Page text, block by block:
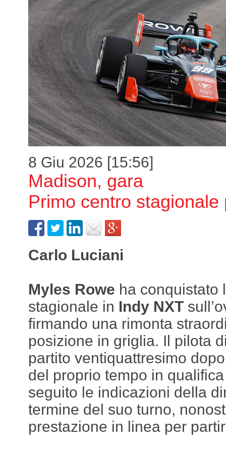
8 Giu 2026 [15:56]
Madison, gara
Primo centro stagionale
Carlo Luciani
Myles Rowe ha conquistato
stagionale in Indy NXT
firmando una rimonta
posizione in griglia. Il pilota
partito ventiquattresimo
del proprio tempo in
seguito le indicazioni della
termine del suo turno,
prestazione in linea per